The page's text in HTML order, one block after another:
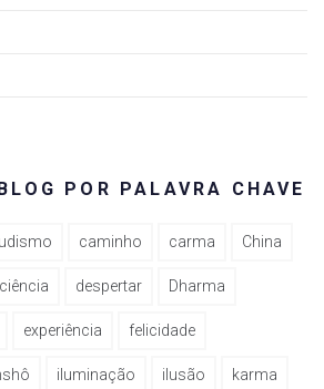
POR PALAVRA CHAVE
caminho carma China
despertar Dharma
experiência felicidade
iluminação ilusão karma